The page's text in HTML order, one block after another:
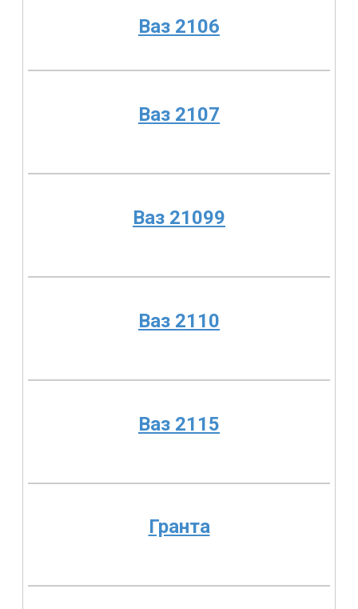
Ваз 2106
Ваз 2107
Ваз 21099
Ваз 2110
Ваз 2115
Гранта